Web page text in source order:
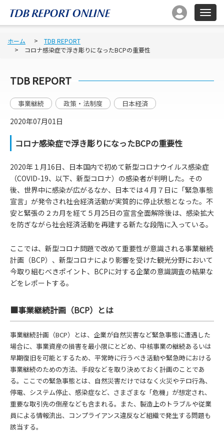
ホーム
TDB REPORT
コロナ感染症で浮き彫りになったBCPの重要性
TDB REPORT
事業継続 政策・法制度 日本経済
2020年07月01日
コロナ感染症で浮き彫りになったBCPの重要性
2020年１月16日、日本国内で初めて新型コロナウイルス感染症
（COVID-19、以下、新型コロナ）の感染者が判明した。その
後、世界中に感染が広がるなか、日本では４月７日に「緊急事態
宣言」が発令され社会経済活動が実質的に停止状態となった。不
安と緊張の２カ月を経て５月25日の宣言全面解除後は、感染拡大
を防ぎながら社会経済活動を再建する新たな段階に入っている。
ここでは、新型コロナ問題で改めて重要性が意識される事業継続
計画（BCP）、新型コロナにより影響を受けた観光分野において
今取り組むべきポイント、BCPに対する企業の意識調査の結果な
どをレポートする。
■事業継続計画（BCP）とは
事業継続計画（BCP）とは、企業が自然災害など緊急事態に遭遇した
場合に、事業資産の損害を最小限にとどめ、中核事業の継続あるいは
早期復旧を可能とするため、平常時に行うべき活動や緊急時における
事業継続のための方法、手段などを取り決めておく計画のことであ
る。ここでの緊急事態とは、自然災害だけではなく火災やテロ行為、
停電、システム停止、感染症など、さまざまな「危機」が想定され、
重要な取引先の倒産なども含まれる。また、製造上のトラブルや従業
員による情報流出、コンプライアンス違反など組織で発生する問題も
該当する。